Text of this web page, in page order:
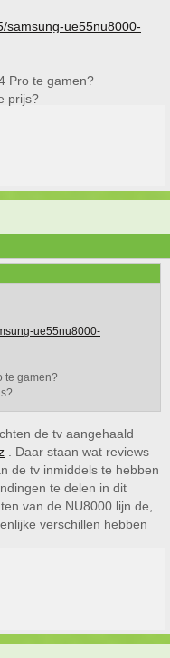
samsung-ue55nu8000-
Pro te gamen?
prijs?
ue55nu8000-
te gamen?
de tv aangehaald
. Daar staan wat reviews
de tv inmiddels te hebben
te delen in dit
van de NU8000 lijn de,
verschillen hebben